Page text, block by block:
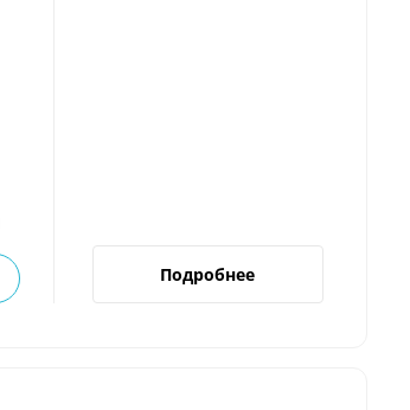
Подробнее